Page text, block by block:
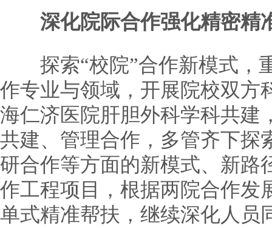
深化院际合作强化精密精
探索“校院”合作新模式，
作专业与领域，开展院校双方
海仁济医院肝胆外科学科共建
共建、管理合作，多管齐下探
研合作等方面的新模式、新路
作工程项目，根据两院合作发
单式精准帮扶，继续深化人员